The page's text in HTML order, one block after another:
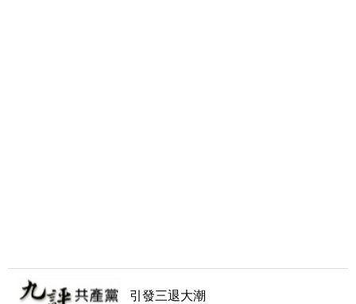
引發三退大潮